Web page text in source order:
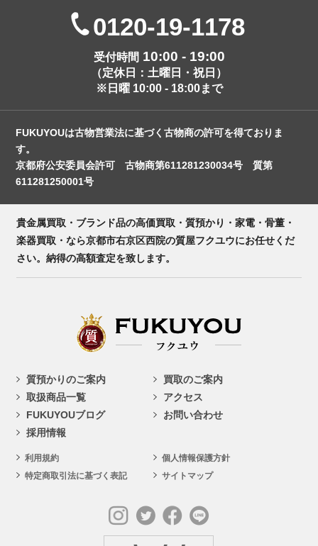
0120-19-1178
受付時間10:00 - 19:00
（定休日：土曜日・祝日）
※日曜 10:00 - 18:00まで
FUKUYOUは古物営業法に基づく古物商の許可を得ておりま
す。
京都府公安委員会許可 古物商第611281230034号 質第
611281250001号
貴金属買取・ブランド品の高価買取・質預かり・家電・骨董・
楽器買取・なら京都市右京区西院の質屋フクユウにお任せくだ
さい。納得の高額査定を致します。
質預かりのご案内
買取のご案内
取扱商品一覧
アクセス
FUKUYOUブログ
お問い合わせ
採用情報
利用規約
個人情報保護方針
特定商取引法に基づく表記
サイトマップ